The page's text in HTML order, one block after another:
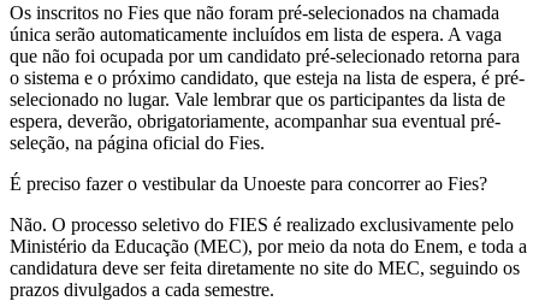
Os inscritos no Fies que não foram pré-selecionados na chamada
única serão automaticamente incluídos em lista de espera. A vaga
que não foi ocupada por um candidato pré-selecionado retorna para
o sistema e o próximo candidato, que esteja na lista de espera, é pré-
selecionado no lugar. Vale lembrar que os participantes da lista de
espera, deverão, obrigatoriamente, acompanhar sua eventual pré-
seleção, na página oficial do Fies.
É preciso fazer o vestibular da Unoeste para concorrer ao Fies?
Não. O processo seletivo do FIES é realizado exclusivamente pelo
Ministério da Educação (MEC), por meio da nota do Enem, e toda a
candidatura deve ser feita diretamente no site do MEC, seguindo os
prazos divulgados a cada semestre.